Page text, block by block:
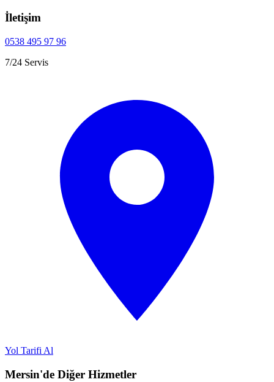
İletişim
0538 495 97 96
7/24 Servis
Yol Tarifi Al
Mersin'de Diğer Hizmetler